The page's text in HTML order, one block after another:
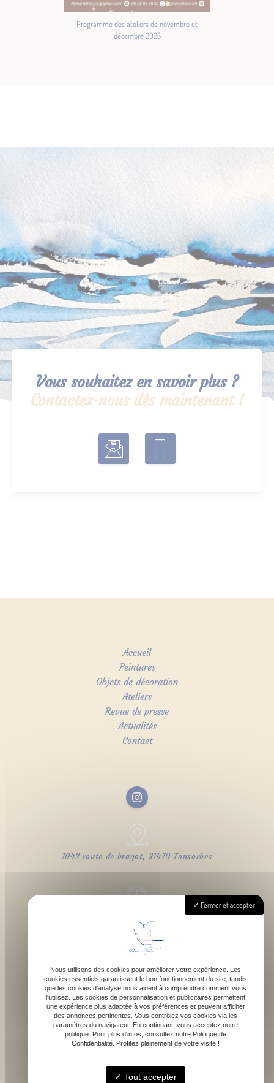
Programme des ateliers de novembre et
décembre 2025
Vous souhaitez en savoir plus ?
Contactez-nous dès maintenant !
Accueil
Peintures
Objets de décoration
Ateliers
Revue de presse
Actualités
Contact
1043 route de bragot, 31470 Fonsorbes
Lundi - Samedi : 9h - 18h
contact@atelierdefelicie.fr
06 08 95 80 82
Fermer et accepter
Nous utilisons des cookies pour améliorer votre expérience. Les
cookies essentiels garantissent le bon fonctionnement du site, tandis
que les cookies d'analyse nous aident à comprendre comment vous
l'utilisez. Les cookies de personnalisation et publicitaires permettent
une expérience plus adaptée à vos préférences et peuvent afficher
des annonces pertinentes. Vous contrôlez vos cookies via les
paramètres du navigateur. En continuant, vous acceptez notre
politique. Pour plus d'infos, consultez notre Politique de
Confidentialité. Profitez pleinement de votre visite !
Tout accepter